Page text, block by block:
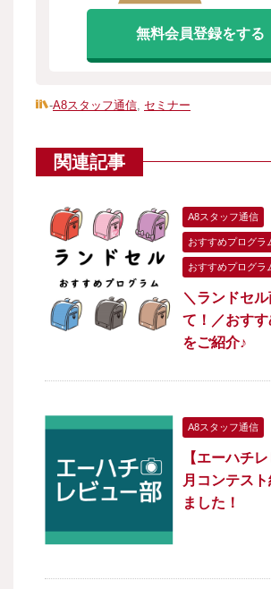
無料会員登録をする
-A8スタッフ通信, セミナー
関連記事
A8スタッフ通信
おすすめプログラ
おすすめプログラ
＼ランドセ
て！／おす
をご紹介♪
A8スタッフ通信
【エーハチ
月コンテス
ました！